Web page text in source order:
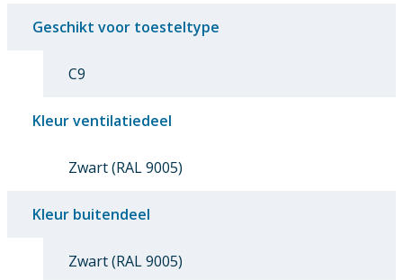
Geschikt voor toesteltype
C9
Kleur ventilatiedeel
Zwart (RAL 9005)
Kleur buitendeel
Zwart (RAL 9005)